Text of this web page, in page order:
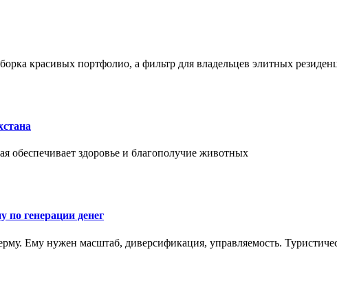
красивых портфолио, а фильтр для владельцев элитных
здоровье и благополучие животных
по генерации денег
Ему нужен масштаб, диверсификация, управляемость.